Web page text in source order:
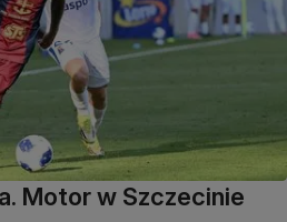
Motor w Szczecinie